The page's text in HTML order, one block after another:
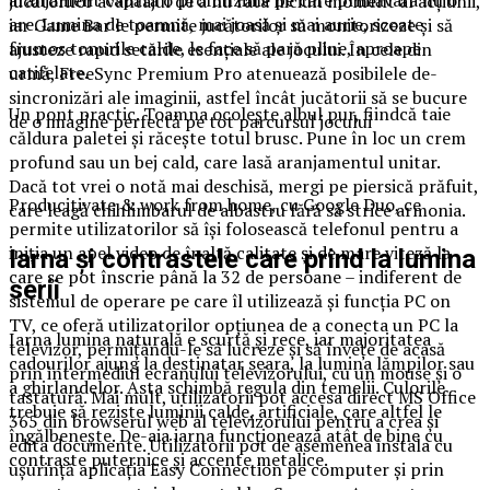
iar Game Bar le permite jucătorilor să monitorizeze și să
ajusteze rapid setările esențiale ale jocului. În cele din
urmă, FreeSync Premium Pro atenuează posibilele de-
sincronizări ale imaginii, astfel încât jucătorii să se bucure
de o imagine perfectă pe tot parcursul jocului
Producitivate & work from home, cu Google Duo, ce
permite utilizatorilor să își folosească telefonul pentru a
iniția un apel video de înaltă calitate și de mare viteză la
care se pot înscrie până la 32 de persoane – indiferent de
sistemul de operare pe care îl utilizează și funcția PC on
TV, ce oferă utilizatorilor opțiunea de a conecta un PC la
televizor, permițându-le să lucreze și să învețe de acasă
prin intermediul ecranului televizorului, cu un mouse și o
tastatură. Mai mult, utilizatorii pot accesa direct MS Office
365 din browserul web al televizorului pentru a crea și
edita documente. Utilizatorii pot de asemenea instala cu
ușurință aplicația Easy Connection pe computer și prin
are. Lumina de toamnă, mai joasă și mai aurie, scoate
frumos tonurile calde, le face să pară pline, aproape
catifelate.
Un pont practic. Toamna ocolește albul pur, fiindcă taie
căldura paletei și răcește totul brusc. Pune în loc un crem
profund sau un bej cald, care lasă aranjamentul unitar.
Dacă tot vrei o notă mai deschisă, mergi pe piersică prăfuit,
care leagă chihlimbarul de albastru fără să strice armonia.
Iarna și contrastele care prind la lumina
serii
Iarna lumina naturală e scurtă și rece, iar majoritatea
cadourilor ajung la destinatar seara, la lumina lămpilor sau
a ghirlandelor. Asta schimbă regula din temelii. Culorile
trebuie să reziste luminii calde, artificiale, care altfel le
îngălbenește. De-aia iarna funcționează atât de bine cu
contraste puternice și accente metalice.